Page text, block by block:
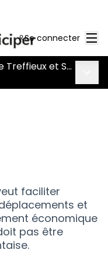
Se connecter
Créneau de dépassement entre Treffieux et Saint-Vincent-des-Landes
faciliter
et
économique
pas être